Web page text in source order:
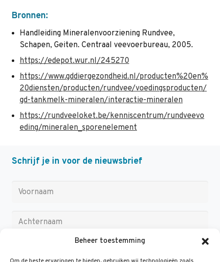
Beheer toestemming
Bronnen:
Handleiding Mineralenvoorziening Rundvee,
Schapen, Geiten. Centraal veevoerbureau, 2005.
https://edepot.wur.nl/245270
https://www.gddiergezondheid.nl/producten%20en%
20diensten/producten/rundvee/voedingsproducten/
gd-tankmelk-mineralen/interactie-mineralen
https://rundveeloket.be/kenniscentrum/rundveevo
eding/mineralen_sporenelement
Schrijf je in voor de nieuwsbrief